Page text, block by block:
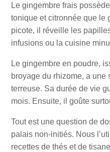
Le gingembre frais
tonique et citronnée que le
picote, il réveille les
infusions ou la cuisine
Le gingembre en poudre,
broyage du rhizome, a une
terreuse. Sa durée de vie
mois. Ensuite, il goûte
Tout est une question de
palais non-initiés. Nous
recettes de thés et de